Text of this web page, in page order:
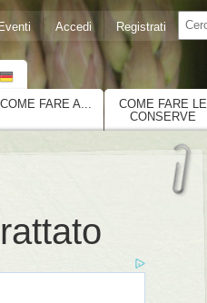
Registrati
Accedi
Eventi
COME FARE A...
COME FARE LE
CONSERVE